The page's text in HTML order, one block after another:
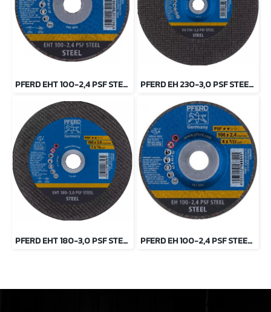
PFERD EHT 100-2,4 PSF STEEL/16,0 ใบตัดเหล็ก 4 นิ้ว ตราม้าลอดห่วง PFERD EH 230-3,0 PSF STEEL ใบตัดเหล็ก 9 นิ้ว ตราม้าลอดห่วง
PFERD EHT 180-3,0 PSF STEEL ใบตัดเหล็ก 7 นิ้ว ตราม้าลอดห่วง PFERD EH 100-2,4 PSF STEEL/16,0 ใบตัดเหล็ก 4 นิ้ว ตราม้าลอดห่วง